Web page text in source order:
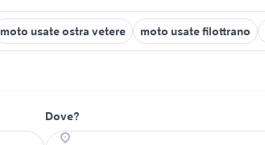
moto usate ostra vetere moto usate filottrano
Dove?